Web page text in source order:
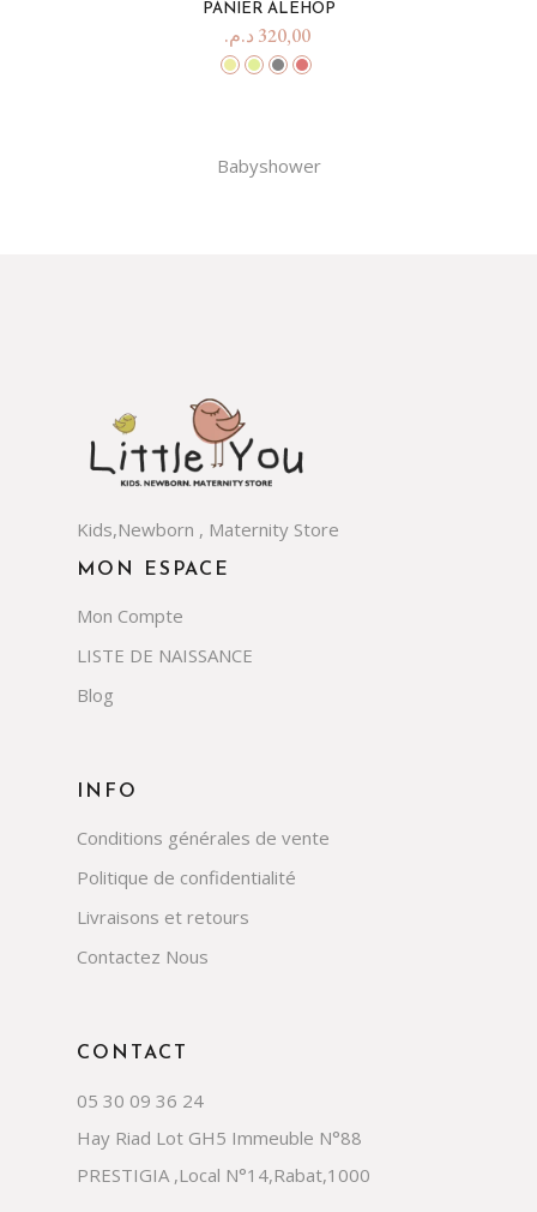
PANIER ALEHOP
320,00 د.م.
Babyshower
CONTACT
05 30 09 36 24
Hay Riad Lot GH5 Immeuble N°88
PRESTIGIA ,Local N°14,Rabat,1000
INFO
Conditions générales de vente
Politique de confidentialité
Livraisons et retours
Contactez Nous
MON ESPACE
Mon Compte
LISTE DE NAISSANCE
Blog
Kids,Newborn , Maternity Store